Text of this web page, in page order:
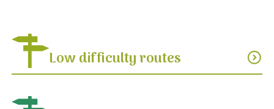
Low difficulty routes expand_circle_down